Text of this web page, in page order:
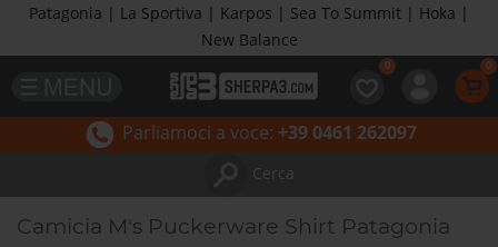
Patagonia | La Sportiva | Karpos | Sea To Summit | Hoka |
New Balance
Parliamoci a voce: +39 0461 262097
Cerca
Camicia M's Puckerware Shirt Patagonia